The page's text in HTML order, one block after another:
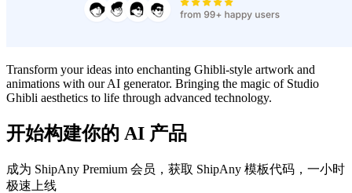
Transform your ideas into enchanting Ghibli-style artwork and
animations with our AI generator. Bringing the magic of Studio
Ghibli aesthetics to life through advanced technology.
开始构建你的 AI 产品
成为 ShipAny Premium 会员，获取 ShipAny 模板代码，一小时
极速上线